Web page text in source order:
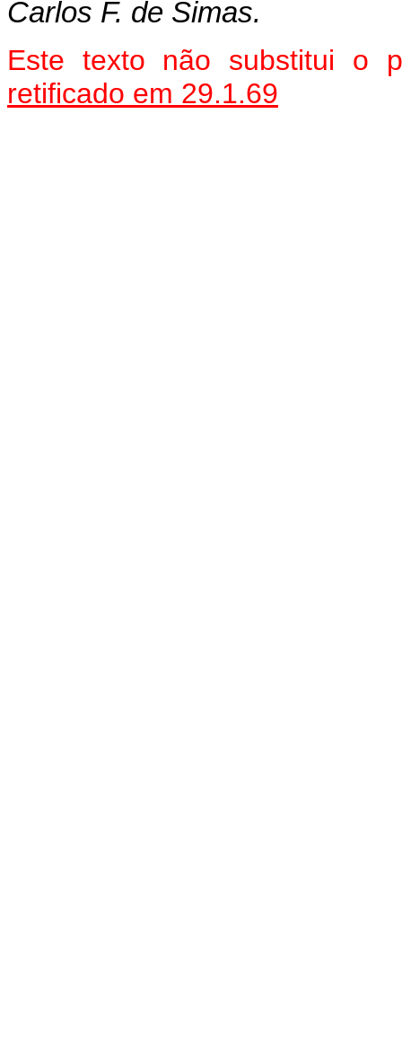
Carlos F. de Simas.
Este texto não substitui o
retificado em 29.1.69